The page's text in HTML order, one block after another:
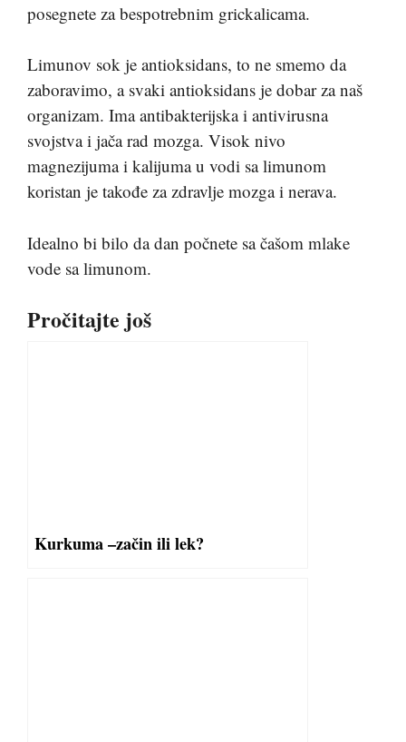
posegnete za bespotrebnim grickalicama.
Limunov sok je antioksidans, to ne smemo da
zaboravimo, a svaki antioksidans je dobar za naš
organizam. Ima antibakterijska i antivirusna
svojstva i jača rad mozga. Visok nivo
magnezijuma i kalijuma u vodi sa limunom
koristan je takođe za zdravlje mozga i nerava.
Idealno bi bilo da dan počnete sa čašom mlake
vode sa limunom.
Pročitajte još
Kurkuma –začin ili lek?